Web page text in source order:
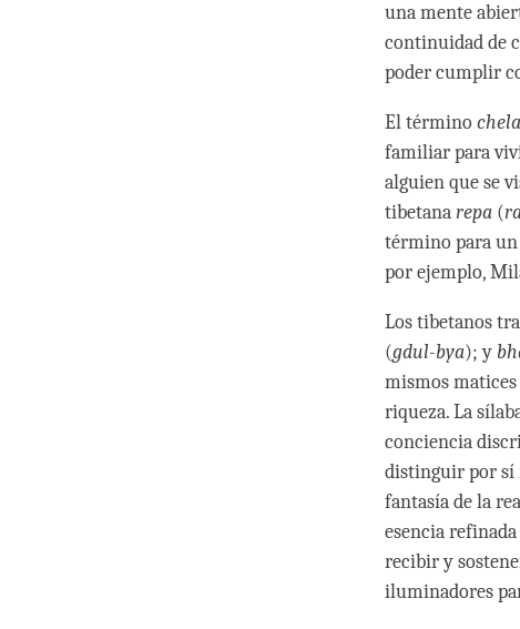
una mente
continuidad de
poder cumplir
El términochela
familiar para
alguien que se
tibetanarepa (
término para un
por ejemplo,
Los tibetanos
(gdul-bya); y
mismos matices
riqueza. La
conciencia
distinguir por sí
fantasía de la
esencia
recibir y
iluminadores